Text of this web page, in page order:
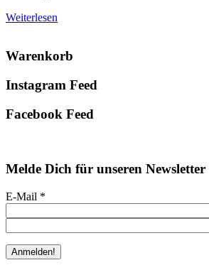
Weiterlesen
Primary
Sidebar
Warenkorb
Instagram Feed
Facebook Feed
Melde Dich für unseren Newsletter
E-Mail *